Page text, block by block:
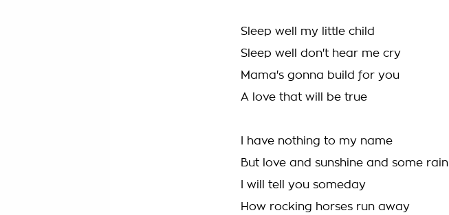
Sleep well my little child
Sleep well don't hear me cry
Mama's gonna build for you
A love that will be true
I have nothing to my name
But love and sunshine and some rain
I will tell you someday
How rocking horses run away